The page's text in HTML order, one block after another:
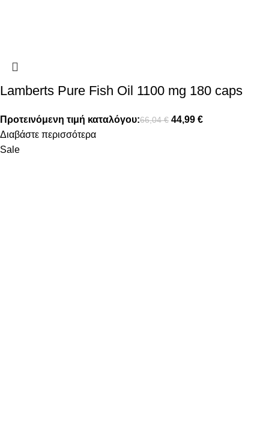
Lamberts Pure Fish Oil 1100 mg 180 caps
Προτεινόμενη τιμή καταλόγου:66,04€ 44,99 €
Διαβάστε περισσότερα
Sale